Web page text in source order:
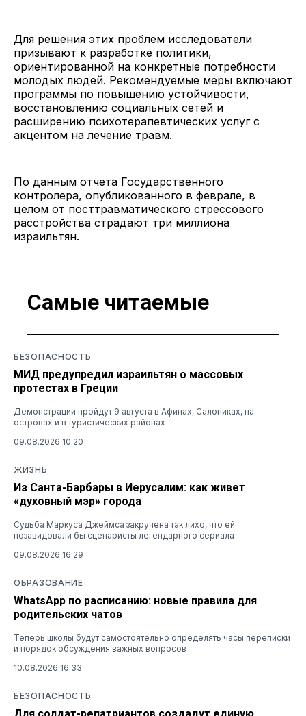
Для решения этих проблем исследователи
призывают к разработке политики,
ориентированной на конкретные потребности
молодых людей. Рекомендуемые меры включают
программы по повышению устойчивости,
восстановлению социальных сетей и
расширению психотерапевтических услуг с
акцентом на лечение травм.
По данным отчета Государственного
контролера, опубликованного в феврале, в
целом от посттравматического стрессового
расстройства страдают три миллиона
израильтян.
Самые читаемые
БЕЗОПАСНОСТЬ
МИД предупредил израильтян о массовых
протестах в Греции
Демонстрации пройдут 9 августа в Афинах, Салониках, на
островах и в туристических районах
09.08.2026 10:20
ЖИЗНЬ
Из Санта-Барбары в Иерусалим: как живет
«духовный мэр» города
Судьба Маркуса Джеймса закручена так лихо, что ей
позавидовали бы сценаристы легендарного сериала
09.08.2026 16:29
ОБРАЗОВАНИЕ
WhatsApp по расписанию: новые правила для
родительских чатов
Теперь школы будут самостоятельно определять часы переписки
и порядок обсуждения важных вопросов
10.08.2026 16:33
БЕЗОПАСНОСТЬ